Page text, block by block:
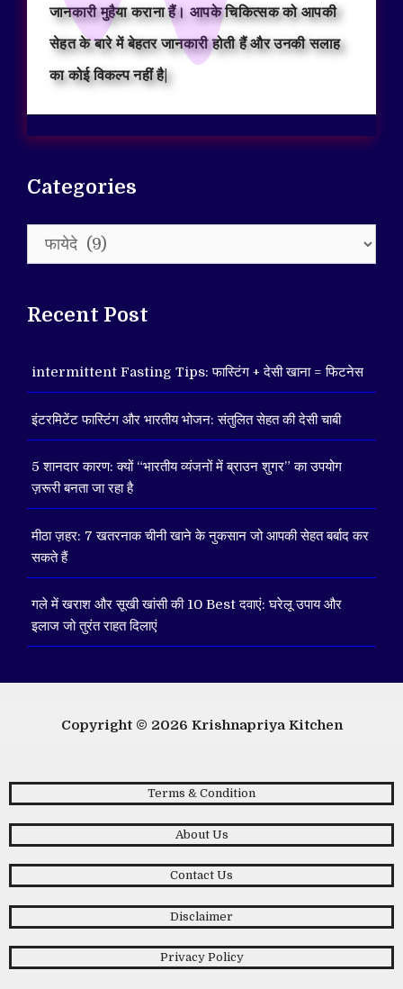
जानकारी मुहैया कराना हैं। आपके चिकित्सक को आपकी
सेहत के बारे में बेहतर जानकारी होती हैं और उनकी सलाह
का कोई विकल्प नहीं है|
Categories
Categories
Recent Post
intermittent Fasting Tips: फास्टिंग + देसी खाना = फिटनेस
इंटरमिटेंट फास्टिंग और भारतीय भोजन: संतुलित सेहत की देसी चाबी
5 शानदार कारण: क्यों “भारतीय व्यंजनों में ब्राउन शुगर” का उपयोग
ज़रूरी बनता जा रहा है
मीठा ज़हर: 7 खतरनाक चीनी खाने के नुकसान जो आपकी सेहत बर्बाद कर
सकते हैं
गले में खराश और सूखी खांसी की 10 Best दवाएं: घरेलू उपाय और
इलाज जो तुरंत राहत दिलाएं
Copyright © 2026 Krishnapriya Kitchen
Terms & Condition
About Us
Contact Us
Disclaimer
Privacy Policy